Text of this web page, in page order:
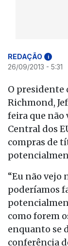
REDAÇÃO i
26/09/2013 - 5:31
O presidente
Richmond,
feira que não
Central dos
compras de
“Eu não vejo
poderíamos
como forem
enquanto se
conferência